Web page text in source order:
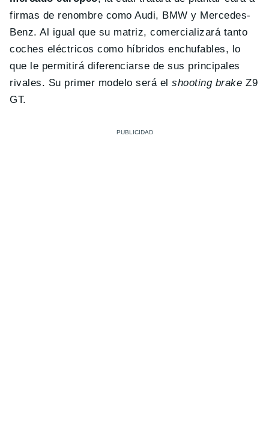
firmas de renombre como Audi, BMW y Mercedes-
Benz. Al igual que su matriz, comercializará tanto
coches eléctricos como híbridos enchufables, lo
que le permitirá diferenciarse de sus principales
rivales. Su primer modelo será elshooting brake Z9
GT.